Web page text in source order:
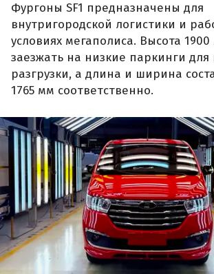
Фургоны SF1 предназначены для
внутригородской логистики и
условиях мегаполиса. Высота
заезжать на низкие паркинги для
разгрузки, а длина и ширина
1765 мм соответственно.